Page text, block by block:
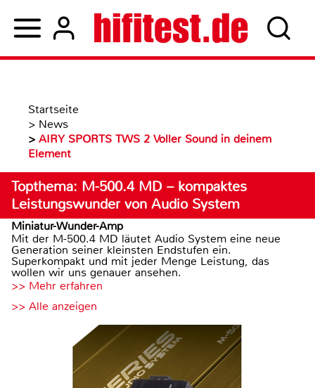
Startseite
> News
> AIRY SPORTS TWS 2 Voller Sound in deinem
Element
Topthema: M-500.4 MD – kompaktes
Leistungswunder von Audio System
Miniatur-Wunder-Amp
Mit der M-500.4 MD läutet Audio System eine neue
Generation seiner kleinsten Endstufen ein.
Superkompakt und mit jeder Menge Leistung, das
wollen wir uns genauer ansehen.
>> Mehr erfahren
>> Alle anzeigen